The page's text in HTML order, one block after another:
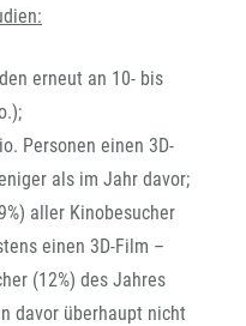
erneut an 10- bis
Personen einen 3D-
als im Jahr davor;
aller Kinobesucher
einen 3D-Film –
(12%) des Jahres
davor überhaupt nicht